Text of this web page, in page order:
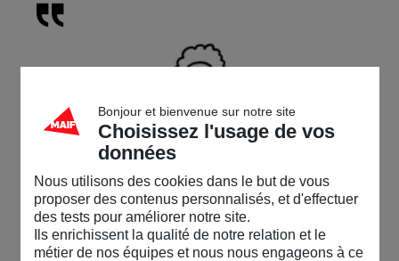
MARION B.,
Un véritable échange s’est instauré en toute
confiance. Cet accompagnement se poursuit
et s’enrichit. Merci de permettre ces
accompagnements.
Bonjour et bienvenue sur notre site
Choisissez l'usage de vos
données
Nous utilisons des cookies dans le but de vous
proposer des contenus personnalisés, et d'effectuer
des tests pour améliorer notre site.
Ils enrichissent la qualité de notre relation et le
métier de nos équipes et nous nous engageons à ce